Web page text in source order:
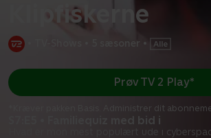
Klipfiskerne
5 sæsoner •
S7:E5 • Familiequiz med bid i
Hvad er mon mest populært ude i
Prøv TV 2 Play*
*Kræver pakken Basis. Administrer dit